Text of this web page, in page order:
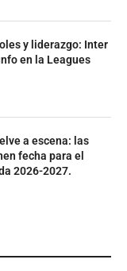
y liderazgo: Inter
en la Leagues
a escena: las
fecha para el
2026-2027.